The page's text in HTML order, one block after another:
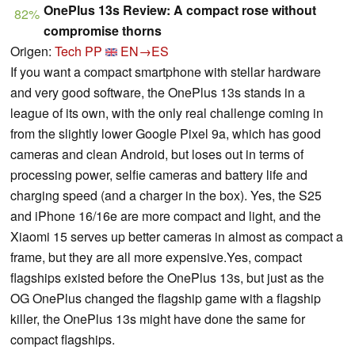
82% OnePlus 13s Review: A compact rose without
compromise thorns
Origen: Tech PP
EN→ES
If you want a compact smartphone with stellar hardware
and very good software, the OnePlus 13s stands in a
league of its own, with the only real challenge coming in
from the slightly lower Google Pixel 9a, which has good
cameras and clean Android, but loses out in terms of
processing power, selfie cameras and battery life and
charging speed (and a charger in the box). Yes, the S25
and iPhone 16/16e are more compact and light, and the
Xiaomi 15 serves up better cameras in almost as compact a
frame, but they are all more expensive.Yes, compact
flagships existed before the OnePlus 13s, but just as the
OG OnePlus changed the flagship game with a flagship
killer, the OnePlus 13s might have done the same for
compact flagships.